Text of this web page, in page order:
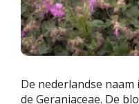
De nederlandse naam
de Geraniaceae. De